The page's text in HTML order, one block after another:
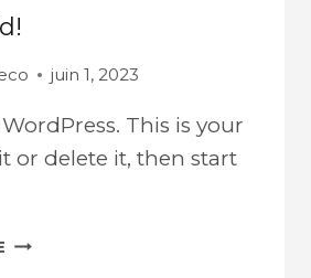
juin 1, 2023
This is your
or delete it, then start
HELLO